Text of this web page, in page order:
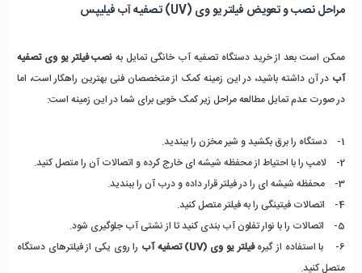
مراحل نصب و تعویض فیلتر یو وی (UV) تصفیه آب فیلیپس
ممکن است بعد از خرید دستگاه تصفیه آب خانگی تمایل به نصب فیلتر یو وی تصفیه
آب در آن داشته باشید، در این زمینه کمک از متخصصان فنی بهترین راهکار است، اما
در صورت عدم تمایل مطالعه مراحل زیر کمک خوبی برای شما در این زمینه است:
1- دستگاه را برق بکشید و شیر مخزن را ببندید.
2- لامپ را با احتیاط از محفظه شیشه ای خارج کرده و اتصالات آن را متصل کنید.
3- محفظه شیشه ای را در فیلتر قرار داده و درب آن را ببندید.
4- اتصالات فیتینگی را به فیلتر متصل کنید.
5- اتصالات را با نوار تفلون آب بندی کنید تا از نشتی آب جلوگیری شود.
6- با استفاده از گیره
فیلتر یو وی (UV) تصفیه آب را روی یکی از فیلترهای دستگاه
متصل کنید.